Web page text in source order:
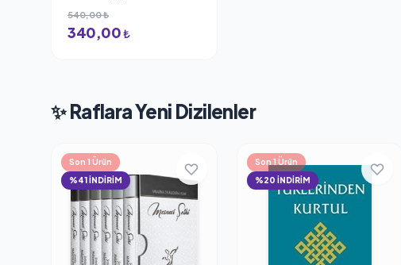
540,00 ₺
340,00₺
✨ Raflara Yeni Dizilenler
Son 1 Ürün
%41 İNDİRİM
Son 1 Ürün
%20 İNDİRİM